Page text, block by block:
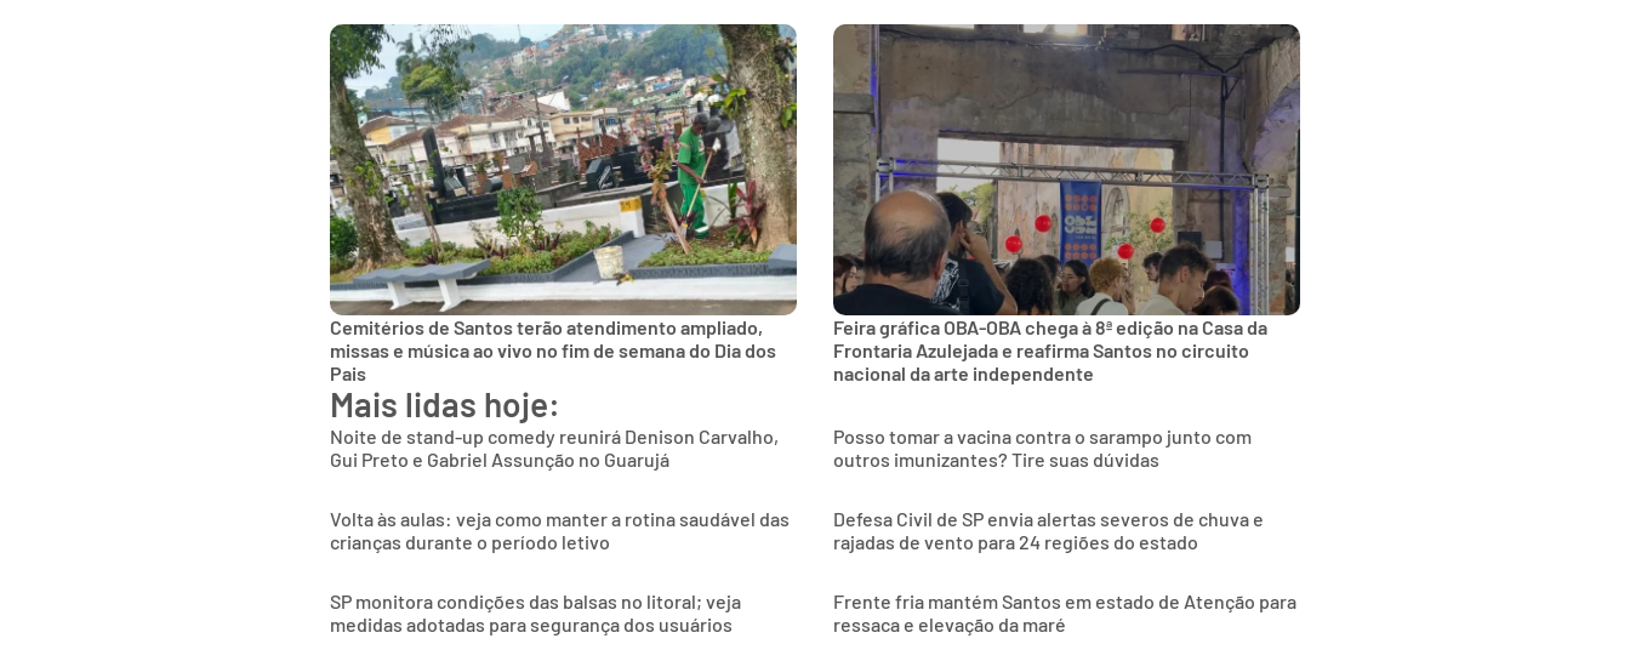
Cemitérios de Santos terão atendimento ampliado,
missas e música ao vivo no fim de semana do Dia dos
Pais
Feira gráfica OBA-OBA chega à 8ª edição na Casa da
Frontaria Azulejada e reafirma Santos no circuito
nacional da arte independente
Mais lidas hoje:
Noite de stand-up comedy reunirá Denison Carvalho,
Gui Preto e Gabriel Assunção no Guarujá
Posso tomar a vacina contra o sarampo junto com
outros imunizantes? Tire suas dúvidas
Volta às aulas: veja como manter a rotina saudável das
crianças durante o período letivo
Defesa Civil de SP envia alertas severos de chuva e
rajadas de vento para 24 regiões do estado
SP monitora condições das balsas no litoral; veja
medidas adotadas para segurança dos usuários
Frente fria mantém Santos em estado de Atenção para
ressaca e elevação da maré